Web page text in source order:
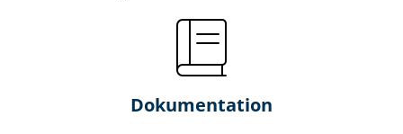
Dokumentation